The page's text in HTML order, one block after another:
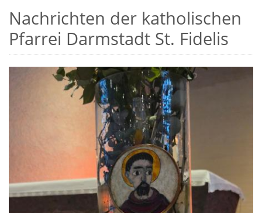
Nachrichten der katholischen
Pfarrei Darmstadt St. Fidelis